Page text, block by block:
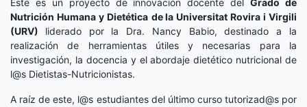
Este es un proyecto de innovación docente delGrado de
Nutrición Humana y Dietética de la Universitat Rovira i Virgili
(URV) liderado por la Dra. Nancy Babio, destinado a la
realización de herramientas útiles y necesarias para la
investigación, la docencia y el abordaje dietético nutricional de
l@s Dietistas-Nutricionistas.
A raíz de este, l@s estudiantes del último curso tutorizad@s por